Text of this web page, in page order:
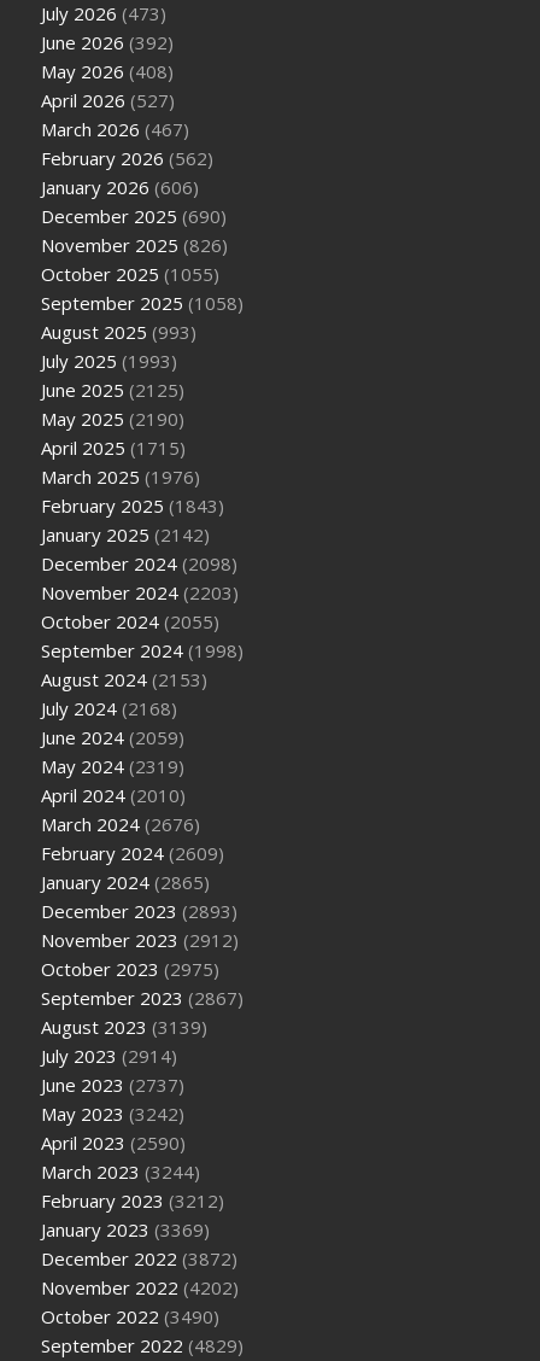
July 2026 (473)
June 2026 (392)
May 2026 (408)
April 2026 (527)
March 2026 (467)
February 2026 (562)
January 2026 (606)
December 2025 (690)
November 2025 (826)
October 2025 (1055)
September 2025 (1058)
August 2025 (993)
July 2025 (1993)
June 2025 (2125)
May 2025 (2190)
April 2025 (1715)
March 2025 (1976)
February 2025 (1843)
January 2025 (2142)
December 2024 (2098)
November 2024 (2203)
October 2024 (2055)
September 2024 (1998)
August 2024 (2153)
July 2024 (2168)
June 2024 (2059)
May 2024 (2319)
April 2024 (2010)
March 2024 (2676)
February 2024 (2609)
January 2024 (2865)
December 2023 (2893)
November 2023 (2912)
October 2023 (2975)
September 2023 (2867)
August 2023 (3139)
July 2023 (2914)
June 2023 (2737)
May 2023 (3242)
April 2023 (2590)
March 2023 (3244)
February 2023 (3212)
January 2023 (3369)
December 2022 (3872)
November 2022 (4202)
October 2022 (3490)
September 2022 (4829)